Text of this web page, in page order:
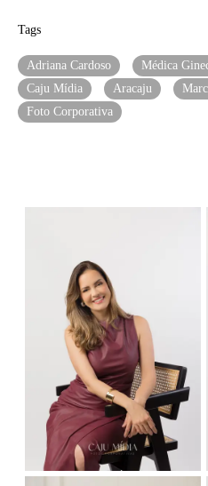
Tags
Adriana Cardoso Médica
Caju Mídia
Aracaju
Foto Corporativa